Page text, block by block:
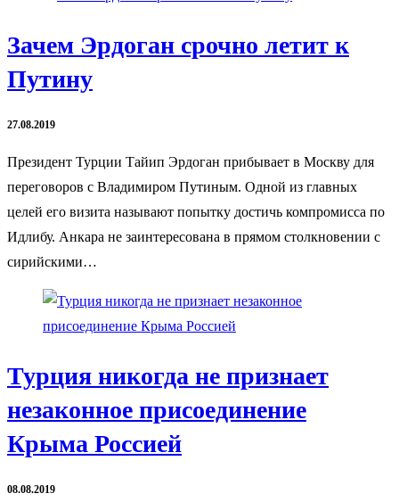
Зачем Эрдоган срочно летит к
Путину
27.08.2019
Президент Турции Тайип Эрдоган прибывает в Москву для
переговоров с Владимиром Путиным. Одной из главных
целей его визита называют попытку достичь компромисса по
Идлибу. Анкара не заинтересована в прямом столкновении с
сирийскими…
Турция никогда не признает
незаконное присоединение
Крыма Россией
08.08.2019